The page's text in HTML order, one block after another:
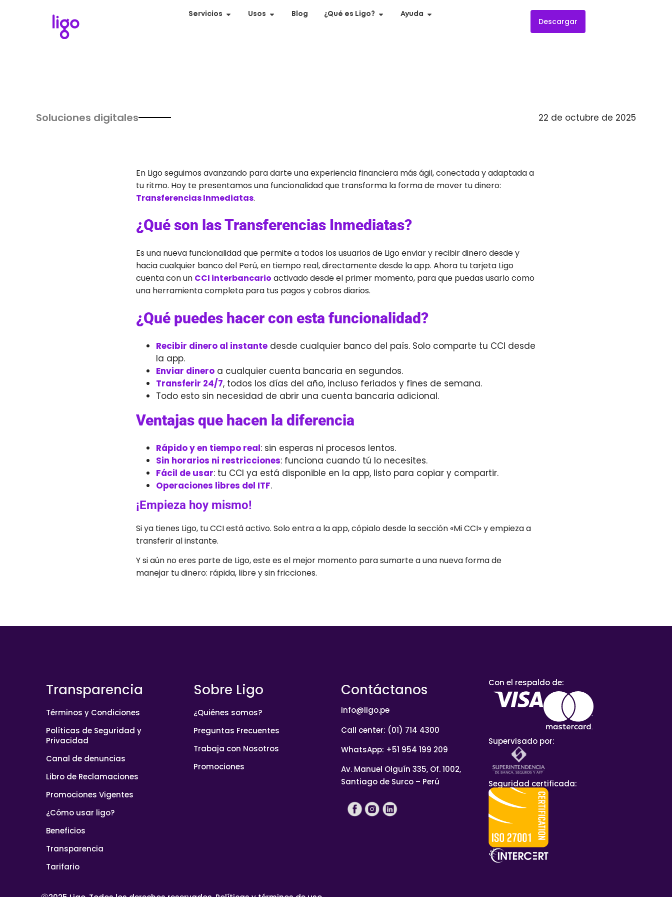
Servicios Usos Blog ¿Qué es Ligo? Ayuda
Descargar
Soluciones digitales 22 de octubre de 2025
En Ligo seguimos avanzando para darte una experiencia financiera más ágil, conectada y adaptada a
tu ritmo. Hoy te presentamos una funcionalidad que transforma la forma de mover tu dinero:
Transferencias Inmediatas.
¿Qué son las Transferencias Inmediatas?
Es una nueva funcionalidad que permite a todos los usuarios de Ligo enviar y recibir dinero desde y
hacia cualquier banco del Perú, en tiempo real, directamente desde la app. Ahora tu tarjeta Ligo
cuenta con un CCI interbancario activado desde el primer momento, para que puedas usarlo como
una herramienta completa para tus pagos y cobros diarios.
¿Qué puedes hacer con esta funcionalidad?
Recibir dinero al instante desde cualquier banco del país. Solo comparte tu CCI desde
la app.
Enviar dinero a cualquier cuenta bancaria en segundos.
Transferir 24/7, todos los días del año, incluso feriados y fines de semana.
Todo esto sin necesidad de abrir una cuenta bancaria adicional.
Ventajas que hacen la diferencia
Rápido y en tiempo real: sin esperas ni procesos lentos.
Sin horarios ni restricciones: funciona cuando tú lo necesites.
Fácil de usar: tu CCI ya está disponible en la app, listo para copiar y compartir.
Operaciones libres del ITF.
¡Empieza hoy mismo!
Si ya tienes Ligo, tu CCI está activo. Solo entra a la app, cópialo desde la sección «Mi CCI» y empieza a
transferir al instante.
Y si aún no eres parte de Ligo, este es el mejor momento para sumarte a una nueva forma de
manejar tu dinero: rápida, libre y sin fricciones.
Transparencia
Términos y Condiciones
Políticas de Seguridad y
Privacidad
Canal de denuncias
Libro de Reclamaciones
Promociones Vigentes
¿Cómo usar ligo?
Beneficios
Transparencia
Tarifario
Sobre Ligo
¿Quiénes somos?
Preguntas Frecuentes
Trabaja con Nosotros
Promociones
Contáctanos
info@ligo.pe
Call center: (01) 714 4300
WhatsApp: +51 954 199 209
Av. Manuel Olguín 335, Of. 1002,
Santiago de Surco – Perú
Con el respaldo de:
Supervisado por:
Seguridad certificada: